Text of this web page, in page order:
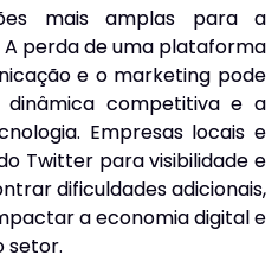
mais amplas para a
A perda de uma plataforma
e o marketing pode
competitiva e a
Empresas locais e
Twitter para visibilidade e
dificuldades adicionais,
a economia digital e
setor.